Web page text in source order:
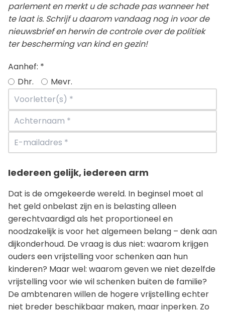
parlement en merkt u de schade pas wanneer het
te laat is. Schrijf u daarom vandaag nog in voor de
nieuwsbrief en herwin de controle over de politiek
ter bescherming van kind en gezin!
Aanhef: *
Dhr.
Mevr.
Iedereen gelijk, iedereen arm
Dat is de omgekeerde wereld. In beginsel moet al
het geld onbelast zijn en is belasting alleen
gerechtvaardigd als het proportioneel en
noodzakelijk is voor het algemeen belang – denk aan
dijkonderhoud. De vraag is dus niet: waarom krijgen
ouders een vrijstelling voor schenken aan hun
kinderen? Maar wel: waarom geven we niet dezelfde
vrijstelling voor wie wil schenken buiten de familie?
De ambtenaren willen de hogere vrijstelling echter
niet breder beschikbaar maken, maar inperken. Zo